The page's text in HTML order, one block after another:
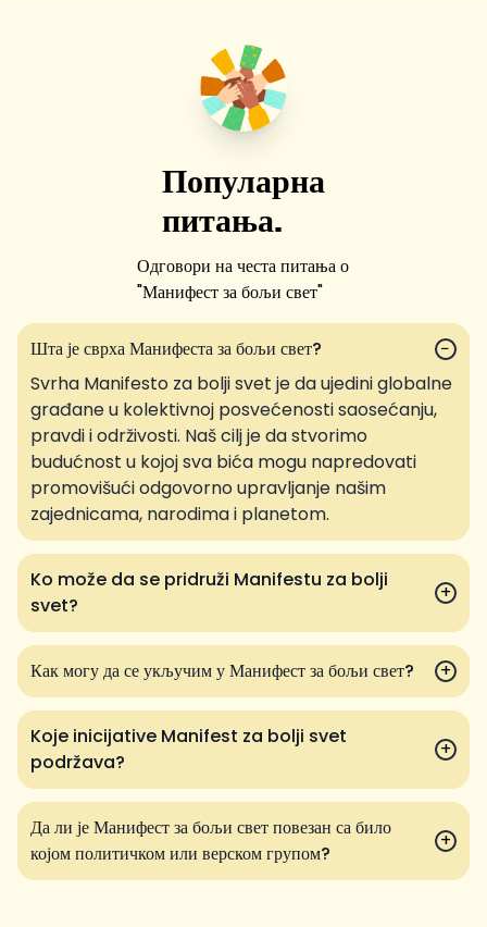
Популарна
питања.
Одговори на честа питања о
"Манифест за бољи свет"
Шта је сврха Манифеста за бољи свет?
−
Svrha Manifesto za bolji svet je da ujedini globalne
građane u kolektivnoj posvećenosti saosećanju,
pravdi i održivosti. Naš cilj je da stvorimo
budućnost u kojoj sva bića mogu napredovati
promovišući odgovorno upravljanje našim
zajednicama, narodima i planetom.
Ko može da se pridruži Manifestu za bolji
svet?
+
Как могу да се укључим у Манифест за бољи свет? +
Koje inicijative Manifest za bolji svet
podržava?
+
Да ли је Манифест за бољи свет повезан са било
којом политичком или верском групом?
+